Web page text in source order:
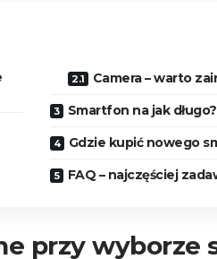
Camera – warto
Smartfon na jak długo?
Gdzie kupić nowego
FAQ – najczęściej
przy wyborze